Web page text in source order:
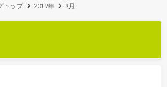
トップ 2019年 9月